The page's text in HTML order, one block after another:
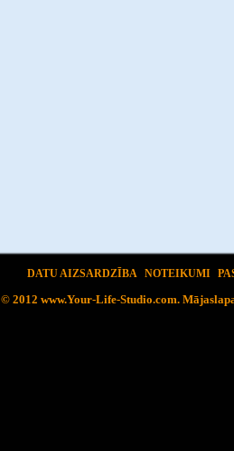
DATU AIZSARDZĪBA NOTEIKUMI
© 2012 www.Your-Life-Studio.com.